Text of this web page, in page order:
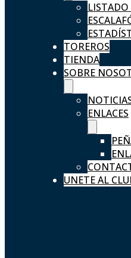
LISTADO
TOREROS
TIENDA
SOBRE
ENLACES
UNETE AL